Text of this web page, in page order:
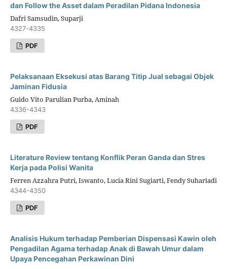
dan Follow the Asset dalam Peradilan Pidana Indonesia
Dafri Samsudin, Suparji
4327-4335
PDF
Pelaksanaan Eksekusi atas Barang Titip Jual sebagai Objek
Jaminan Fidusia
Guido Vito Parulian Purba, Aminah
4336-4343
PDF
Literature Review tentang Konflik Peran Ganda dan Stres
Kerja pada Polisi Wanita
Ferren Azzahra Putri, Iswanto, Lucia Rini Sugiarti, Fendy Suhariadi
4344-4350
PDF
Analisis Hukum terhadap Pemberian Dispensasi Kawin oleh
Pengadilan Agama terhadap Anak di Bawah Umur dalam
Upaya Pencegahan Perkawinan Dini